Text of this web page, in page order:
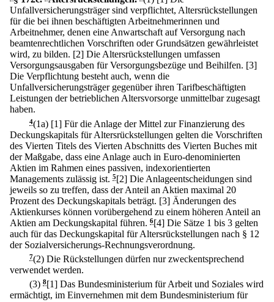
Unfallversicherungsträger sind verpflichtet, Altersrückstellungen
für die bei ihnen beschäftigten Arbeitnehmerinnen und
Arbeitnehmer, denen eine Anwartschaft auf Versorgung nach
beamtenrechtlichen Vorschriften oder Grundsätzen gewährleistet
wird, zu bilden. [2] Die Altersrückstellungen umfassen
Versorgungsausgaben für Versorgungsbezüge und Beihilfen. [3]
Die Verpflichtung besteht auch, wenn die
Unfallversicherungsträger gegenüber ihren Tarifbeschäftigten
Leistungen der betrieblichen Altersvorsorge unmittelbar zugesagt
haben.
4(1a) [1] Für die Anlage der Mittel zur Finanzierung des
Deckungskapitals für Altersrückstellungen gelten die Vorschriften
des Vierten Titels des Vierten Abschnitts des Vierten Buches mit
der Maßgabe, dass eine Anlage auch in Euro-denominierten
Aktien im Rahmen eines passiven, indexorientierten
Managements zulässig ist. 5[2] Die Anlageentscheidungen sind
jeweils so zu treffen, dass der Anteil an Aktien maximal 20
Prozent des Deckungskapitals beträgt. [3] Änderungen des
Aktienkurses können vorübergehend zu einem höheren Anteil an
Aktien am Deckungskapital führen. 6[4] Die Sätze 1 bis 3 gelten
auch für das Deckungskapital für Altersrückstellungen nach § 12
der Sozialversicherungs-Rechnungsverordnung.
7(2) Die Rückstellungen dürfen nur zweckentsprechend
verwendet werden.
(3) 8[1] Das Bundesministerium für Arbeit und Soziales wird
ermächtigt, im Einvernehmen mit dem Bundesministerium für